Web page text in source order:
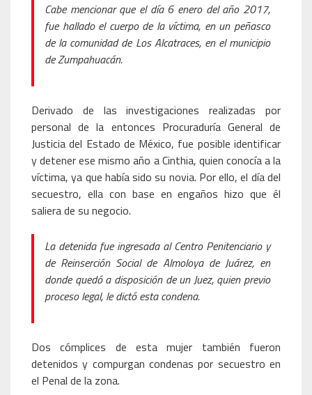
Cabe mencionar que el día 6 enero del año 2017,
fue hallado el cuerpo de la víctima, en un peñasco
de la comunidad de Los Alcatraces, en el municipio
de Zumpahuacán.
Derivado de las investigaciones realizadas por
personal de la entonces Procuraduría General de
Justicia del Estado de México, fue posible identificar
y detener ese mismo año a Cinthia, quien conocía a la
víctima, ya que había sido su novia. Por ello, el día del
secuestro, ella con base en engaños hizo que él
saliera de su negocio.
La detenida fue ingresada al Centro Penitenciario y
de Reinserción Social de Almoloya de Juárez, en
donde quedó a disposición de un Juez, quien previo
proceso legal, le dictó esta condena.
Dos cómplices de esta mujer también fueron
detenidos y compurgan condenas por secuestro en
el Penal de la zona.